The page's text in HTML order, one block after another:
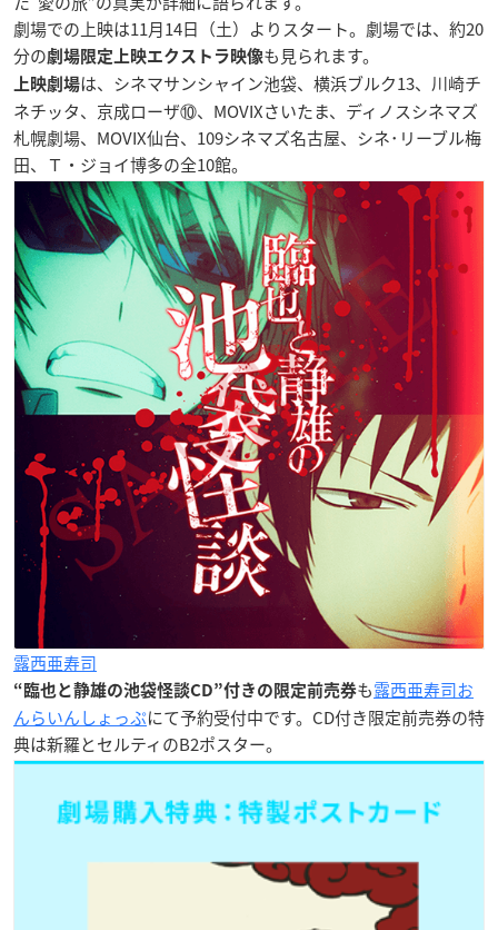
劇場での上映は11月14日（土）よりスタート。劇場では、約20
分の劇場限定上映エクストラ映像も見られます。
上映劇場は、シネマサンシャイン池袋、横浜ブルク13、川崎チ
ネチッタ、京成ローザ⑩、MOVIXさいたま、ディノスシネマズ
札幌劇場、MOVIX仙台、109シネマズ名古屋、シネ･リーブル梅
田、Ｔ・ジョイ博多の全10館。
露西亜寿司
“臨也と静雄の池袋怪談CD”付きの限定前売券も露西亜寿司お
んらいんしょっぷにて予約受付中です。CD付き限定前売券の特
典は新羅とセルティのB2ポスター。